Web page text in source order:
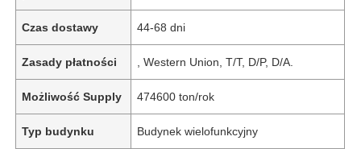
Czas dostawy 44-68 dni
Zasady płatności , Western Union, T/T, D/P, D/A.
Możliwość Supply 474600 ton/rok
Typ budynku Budynek wielofunkcyjny